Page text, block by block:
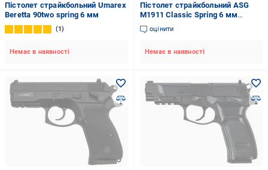
Пістолет страйкбольний Umarex
Beretta 90two spring 6 мм
1
Немає в наявності
Пістолет страйкбольний ASG
M1911 Classic Spring 6 мм
(2370.49.12)
оцінити
Немає в наявності